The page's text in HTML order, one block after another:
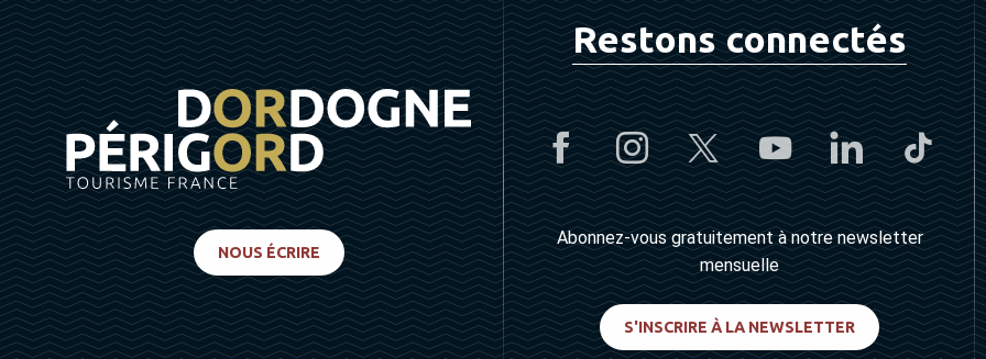
NOUS ÉCRIRE
Restons connectés
Abonnez-vous gratuitement à notre newsletter
mensuelle
S'INSCRIRE À LA NEWSLETTER